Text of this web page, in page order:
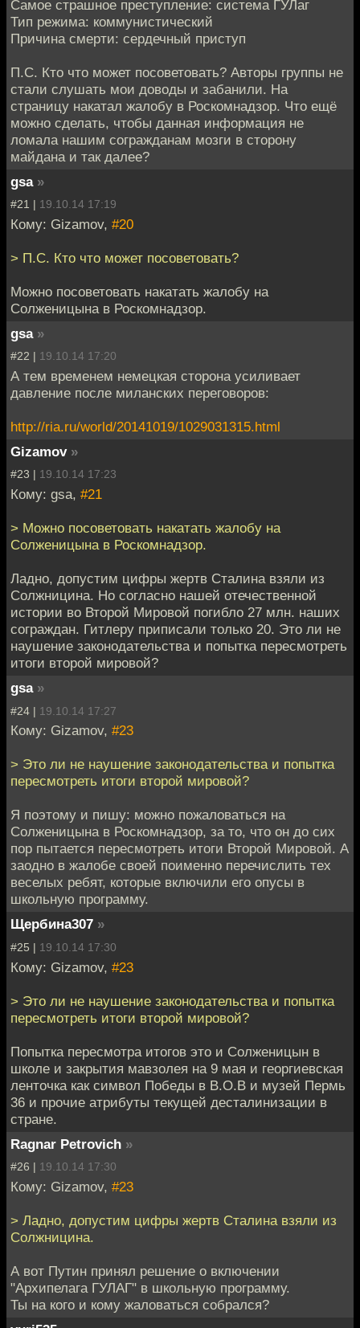
Самое страшное преступление: система ГУЛаг
Тип режима: коммунистический
Причина смерти: сердечный приступ
П.С. Кто что может посоветовать? Авторы группы не
стали слушать мои доводы и забанили. На
страницу накатал жалобу в Роскомнадзор. Что ещё
можно сделать, чтобы данная информация не
ломала нашим согражданам мозги в сторону
майдана и так далее?
gsa »
#21 | 19.10.14 17:19
Кому: Gizamov, #20
> П.С. Кто что может посоветовать?
Можно посоветовать накатать жалобу на
Солженицына в Роскомнадзор.
gsa »
#22 | 19.10.14 17:20
А тем временем немецкая сторона усиливает
давление после миланских переговоров:
http://ria.ru/world/20141019/1029031315.html
Gizamov »
#23 | 19.10.14 17:23
Кому: gsa, #21
> Можно посоветовать накатать жалобу на
Солженицына в Роскомнадзор.
Ладно, допустим цифры жертв Сталина взяли из
Солжницина. Но согласно нашей отечественной
истории во Второй Мировой погибло 27 млн. наших
сограждан. Гитлеру приписали только 20. Это ли не
наушение законодательства и попытка пересмотреть
итоги второй мировой?
gsa »
#24 | 19.10.14 17:27
Кому: Gizamov, #23
> Это ли не наушение законодательства и попытка
пересмотреть итоги второй мировой?
Я поэтому и пишу: можно пожаловаться на
Солженицына в Роскомнадзор, за то, что он до сих
пор пытается пересмотреть итоги Второй Мировой. А
заодно в жалобе своей поименно перечислить тех
веселых ребят, которые включили его опусы в
школьную программу.
Щербина307 »
#25 | 19.10.14 17:30
Кому: Gizamov, #23
> Это ли не наушение законодательства и попытка
пересмотреть итоги второй мировой?
Попытка пересмотра итогов это и Солженицын в
школе и закрытия мавзолея на 9 мая и георгиевская
ленточка как символ Победы в В.О.В и музей Пермь
36 и прочие атрибуты текущей десталинизации в
стране.
Ragnar Petrovich »
#26 | 19.10.14 17:30
Кому: Gizamov, #23
> Ладно, допустим цифры жертв Сталина взяли из
Солжницина.
А вот Путин принял решение о включении
"Архипелага ГУЛАГ" в школьную программу.
Ты на кого и кому жаловаться собрался?